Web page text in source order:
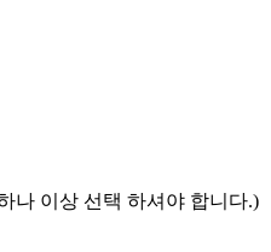
나 이상 선택 하셔야 합니다.)